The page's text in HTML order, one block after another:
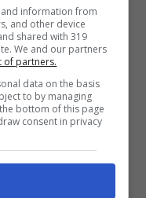
e
ufficialmente
anche
per
Ed era più che
information from
and other device
shared with 319
We and our partners
of partners.
data on the basis
to by managing
bottom of this page
consent in privacy